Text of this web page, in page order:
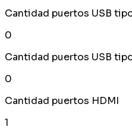
Cantidad puertos USB
0
Cantidad puertos USB
0
Cantidad puertos HDMI
1